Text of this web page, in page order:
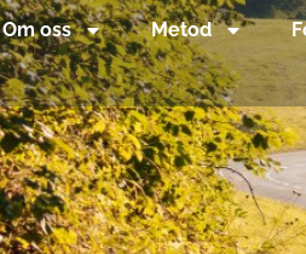
Om oss Metod